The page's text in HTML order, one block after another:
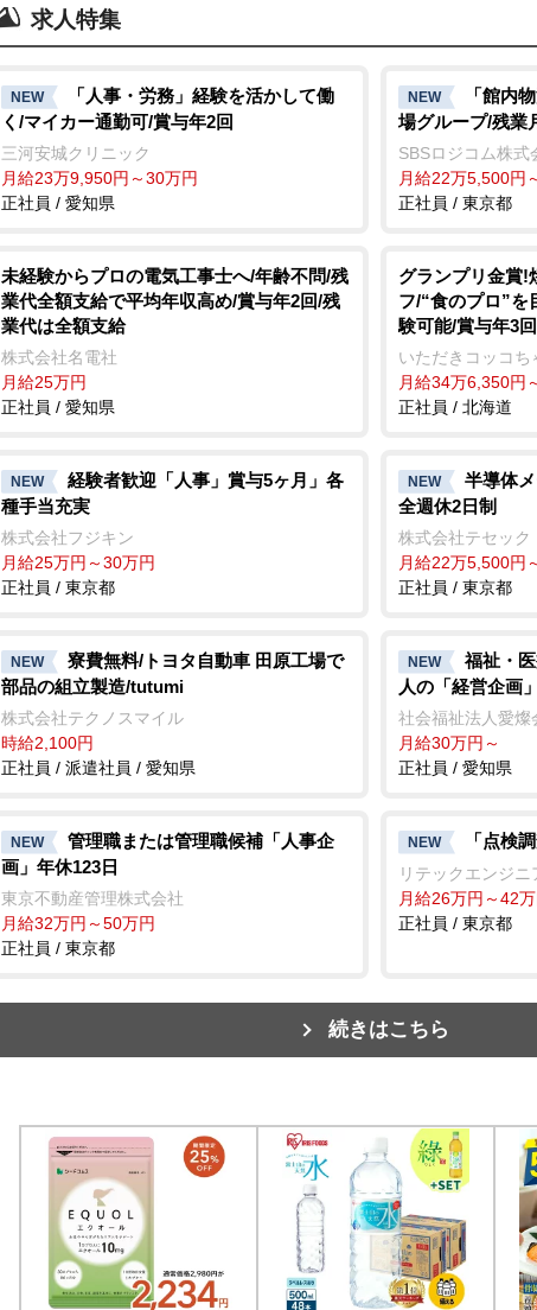
求人特集
NEW
「人事・労務」経験を活かして働
く/マイカー通勤可/賞与年2回
三河安城クリニック
月給23万9,950円～30万円
正社員 / 愛知県
NEW
「館内
場グループ/残業
SBSロジコム株式
月給22万5,500円
正社員 / 東京都
未経験からプロの電気工事士へ/年齢不問/残
業代全額支給で平均年収高め/賞与年2回/残
業代は全額支給
株式会社名電社
月給25万円
正社員 / 愛知県
グランプリ金賞!
フ/“食のプロ”を
験可能/賞与年3回
いただきコッコち
月給34万6,350円
正社員 / 北海道
NEW
経験者歓迎「人事」賞与5ヶ月」各
種手当充実
株式会社フジキン
月給25万円～30万円
正社員 / 東京都
NEW
半導体
全週休2日制
株式会社テセック
月給22万5,500円
正社員 / 東京都
NEW
寮費無料/トヨタ自動車 田原工場で
部品の組立製造/tutumi
株式会社テクノスマイル
時給2,100円
正社員 / 派遣社員 / 愛知県
NEW
福祉・
人の「経営企画」
社会福祉法人愛燦
月給30万円～
正社員 / 愛知県
NEW
管理職または管理職候補「人事企
画」年休123日
東京不動産管理株式会社
月給32万円～50万円
正社員 / 東京都
NEW 「点検
リテックエンジ
月給26万円～42
正社員 / 東京都
続きはこちら